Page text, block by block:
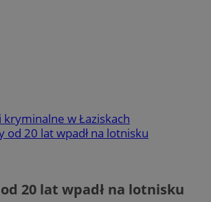
w Łaziskach
od 20 lat wpadł na lotnisku
20 lat wpadł na lotnisku